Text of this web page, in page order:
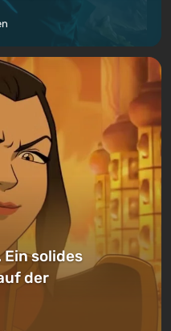
solides
der